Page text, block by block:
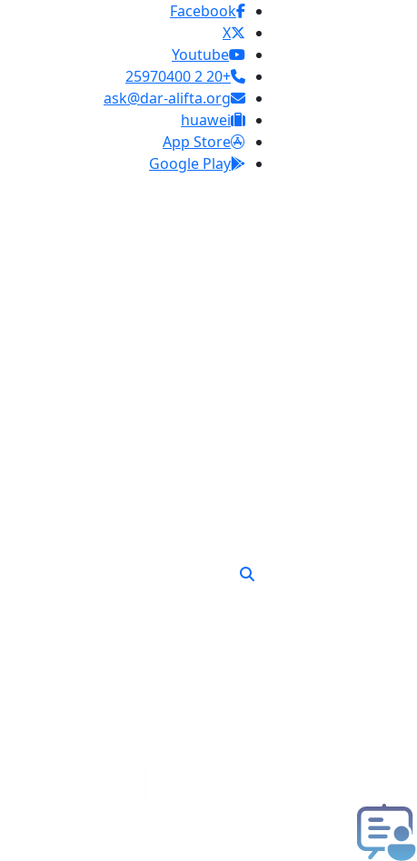
Facebook
X
Youtube
+20 2 25970400
ask@dar-alifta.org
huawei
App Store
Google Play